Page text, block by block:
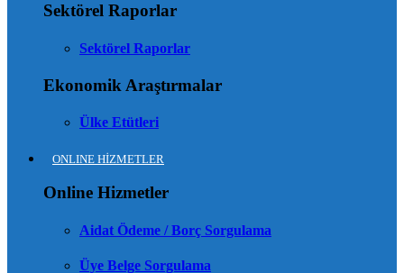
Sektörel Raporlar
Sektörel Raporlar
Ekonomik Araştırmalar
Ülke Etütleri
ONLINE HİZMETLER
Online Hizmetler
Aidat Ödeme / Borç Sorgulama
Üye Belge Sorgulama